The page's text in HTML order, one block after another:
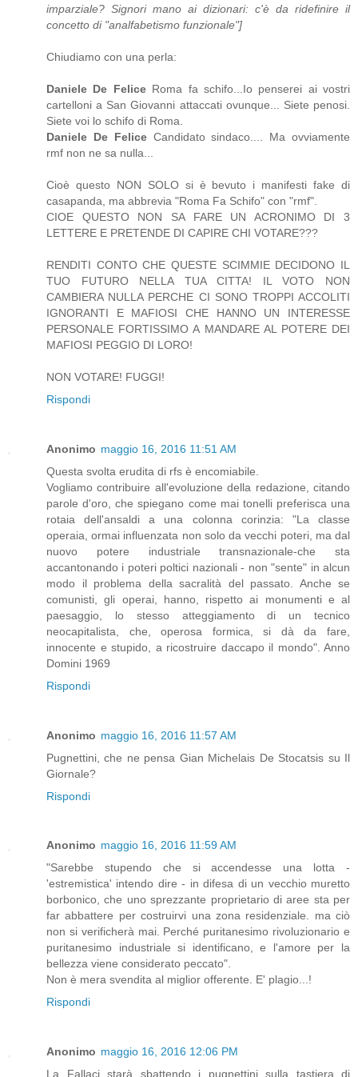
imparziale? Signori mano ai dizionari: c'è da ridefinire il
concetto di "analfabetismo funzionale"]
Chiudiamo con una perla:
Daniele De FeliceRoma fa schifo...Io penserei ai vostri
cartelloni a San Giovanni attaccati ovunque... Siete penosi.
Siete voi lo schifo di Roma.
Daniele De FeliceCandidato sindaco.... Ma ovviamente
rmf non ne sa nulla...
Cioè questo NON SOLO si è bevuto i manifesti fake di
casapanda, ma abbrevia "Roma Fa Schifo" con "rmf".
CIOE QUESTO NON SA FARE UN ACRONIMO DI 3
LETTERE E PRETENDE DI CAPIRE CHI VOTARE???
RENDITI CONTO CHE QUESTE SCIMMIE DECIDONO IL
TUO FUTURO NELLA TUA CITTA! IL VOTO NON
CAMBIERA NULLA PERCHE CI SONO TROPPI ACCOLITI
IGNORANTI E MAFIOSI CHE HANNO UN INTERESSE
PERSONALE FORTISSIMO A MANDARE AL POTERE DEI
MAFIOSI PEGGIO DI LORO!
NON VOTARE! FUGGI!
Rispondi
Anonimo maggio 16, 2016 11:51 AM
Questa svolta erudita di rfs è encomiabile.
Vogliamo contribuire all'evoluzione della redazione, citando
parole d'oro, che spiegano come mai tonelli preferisca una
rotaia dell'ansaldi a una colonna corinzia: "La classe
operaia, ormai influenzata non solo da vecchi poteri, ma dal
nuovo potere industriale transnazionale-che sta
accantonando i poteri poltici nazionali - non "sente" in alcun
modo il problema della sacralità del passato. Anche se
comunisti, gli operai, hanno, rispetto ai monumenti e al
paesaggio, lo stesso atteggiamento di un tecnico
neocapitalista, che, operosa formica, si dà da fare,
innocente e stupido, a ricostruire daccapo il mondo". Anno
Domini 1969
Rispondi
Anonimo maggio 16, 2016 11:57 AM
Pugnettini, che ne pensa Gian Michelais De Stocatsis su Il
Giornale?
Rispondi
Anonimo maggio 16, 2016 11:59 AM
"Sarebbe stupendo che si accendesse una lotta -
'estremistica' intendo dire - in difesa di un vecchio muretto
borbonico, che uno sprezzante proprietario di aree sta per
far abbattere per costruirvi una zona residenziale. ma ciò
non si verificherà mai. Perché puritanesimo rivoluzionario e
puritanesimo industriale si identificano, e l'amore per la
bellezza viene considerato peccato".
Non è mera svendita al miglior offerente. E' plagio...!
Rispondi
Anonimo maggio 16, 2016 12:06 PM
La Fallaci starà sbattendo i pugnettini sulla tastiera di